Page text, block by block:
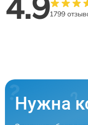
1799
Нужна